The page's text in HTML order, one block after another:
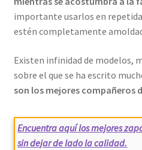
importante usarlos en
estén completamente
Existen infinidad de modelos,
sobre el que se ha escrito
son los mejores compañeros
Encuentra aquí los mejores
sin dejar de lado la calidad.